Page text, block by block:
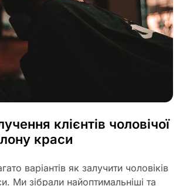
клієнтів чоловічої
краси
варіантів як залучити чоловіків
Ми зібрали найоптимальніші та